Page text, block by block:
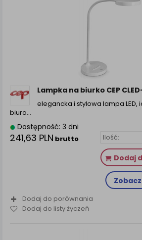
Lampka na biurko CEP
elegancka i stylowa lampa
biura…
Dostępność: 3 dni
241,63 PLN brutto
Dodaj
Zobacz
Dodaj do porównania
Dodaj do listy życzeń